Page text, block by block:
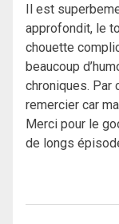
Il est
approfondit, le
chouette
beaucoup
chroniques. Par
remercier car
Merci pour le
de longs